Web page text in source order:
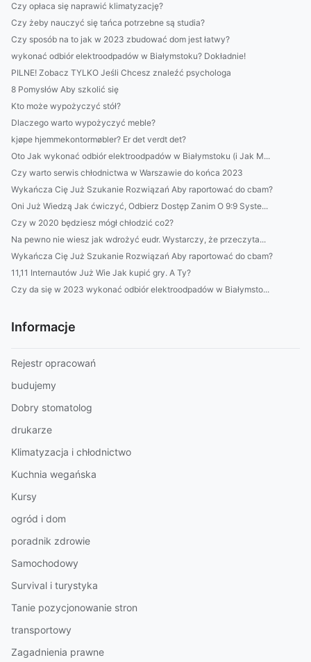
Czy opłaca się naprawić klimatyzację?
Czy żeby nauczyć się tańca potrzebne są studia?
Czy sposób na to jak w 2023 zbudować dom jest łatwy?
wykonać odbiór elektroodpadów w Białymstoku? Dokładnie!
PILNE! Zobacz TYLKO Jeśli Chcesz znaleźć psychologa
8 Pomysłów Aby szkolić się
Kto może wypożyczyć stół?
Dlaczego warto wypożyczyć meble?
kjøpe hjemmekontormøbler? Er det verdt det?
Oto Jak wykonać odbiór elektroodpadów w Białymstoku (i Jak M...
Czy warto serwis chłodnictwa w Warszawie do końca 2023
Wykańcza Cię Już Szukanie Rozwiązań Aby raportować do cbam?
Oni Już Wiedzą Jak ćwiczyć, Odbierz Dostęp Zanim O 9:9 Syste...
Czy w 2020 będziesz mógł chłodzić co2?
Na pewno nie wiesz jak wdrożyć eudr. Wystarczy, że przeczyta...
Wykańcza Cię Już Szukanie Rozwiązań Aby raportować do cbam?
11,11 Internautów Już Wie Jak kupić gry. A Ty?
Czy da się w 2023 wykonać odbiór elektroodpadów w Białymsto...
Informacje
Rejestr opracowań
budujemy
Dobry stomatolog
drukarze
Klimatyzacja i chłodnictwo
Kuchnia wegańska
Kursy
ogród i dom
poradnik zdrowie
Samochodowy
Survival i turystyka
Tanie pozycjonowanie stron
transportowy
Zagadnienia prawne